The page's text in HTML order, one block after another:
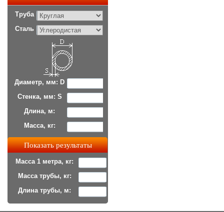
Труба
Сталь
Диаметр, мм: D
Стенка, мм: S
Длина, м:
Масса, кг:
Масса 1 метра, кг:
Масса трубы, кг:
Длина трубы, м: